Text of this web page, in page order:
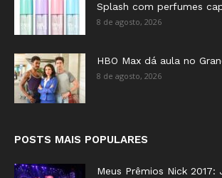
Splash com perfumes
8 de agosto, 2026
HBO Max dá aula no
8 de agosto, 2026
POSTS MAIS POPULARES
Meus Prêmios Nick 2017: